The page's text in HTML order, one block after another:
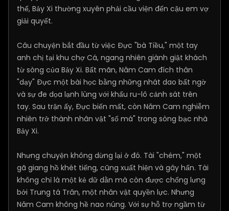
thế, Bảy Xi thường xuyên phải cầu viện đến cậu em vợ
giải quyết.
Câu chuyện bắt đầu từ việc Đực "bà Tiều," một tay
anh chị tại khu chợ Cá, ngang nhiên giành giật khách
từ sòng của Bảy Xi. Bất mãn, Năm Cam đích thân
"dạy" Đực một bài học bằng những nhát dao bất ngờ
và sự đe dọa lạnh lùng với khẩu ru-lô cảnh sát trên
tay. Sau trận ấy, Đực biến mất, còn Năm Cam nghiễm
nhiên trở thành nhân vật "số má" trong sòng bạc nhà
Bảy Xi.
Nhưng chuyện không dừng lại ở đó. Tài "chém," một
gã giang hồ khét tiếng, cũng xuất hiện và gây hấn. Tài
không chỉ là một kẻ dữ dằn mà còn được chống lưng
bởi Trung tá Trân, một nhân vật quyền lực. Nhưng
Năm Cam không hề nao núng. Với sự hỗ trợ ngầm từ